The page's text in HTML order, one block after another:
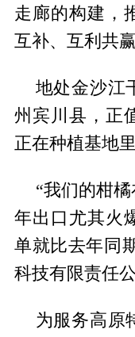
走廊的构建，
互补、互利共赢
地处金沙江
州宾川县，正
正在种植基地
“我们的柑
年出口尤其火
单就比去年同
科技有限责任
为服务高原